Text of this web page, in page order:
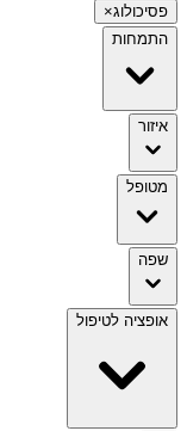
פסיכולוג×
התמחות
איזור
מטופל
שפה
אופציה לטיפול